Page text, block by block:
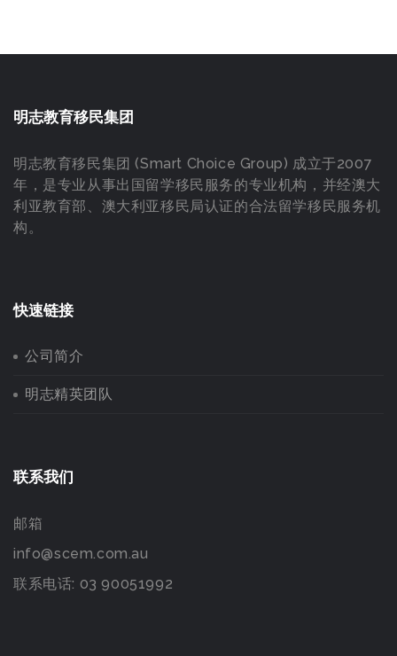
明志教育移民集团
明志教育移民集团 (Smart Choice Group) 成立于2007
年，是专业从事出国留学移民服务的专业机构，并经澳大
利亚教育部、澳大利亚移民局认证的合法留学移民服务机
构。
快速链接
公司简介
明志精英团队
联系我们
邮箱
info@scem.com.au
联系电话: 03 90051992